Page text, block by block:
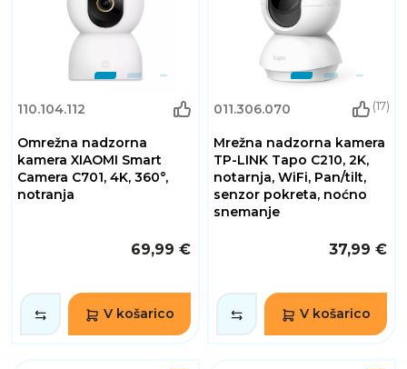
110.104.112
Omrežna nadzorna
kamera XIAOMI Smart
Camera C701, 4K, 360°,
notranja
69,99 €
V košarico
011.306.070 (17)
Mrežna nadzorna kamera
TP-LINK Tapo C210, 2K,
notarnja, WiFi, Pan/tilt,
senzor pokreta, noćno
snemanje
37,99 €
V košarico